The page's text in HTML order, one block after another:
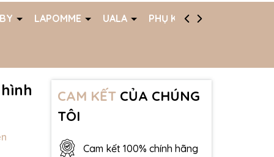
LAPOMME UALA PHỤ KIỆN
CAM KẾTCỦA CHÚNG
TÔI
Cam kết 100% chính hãng